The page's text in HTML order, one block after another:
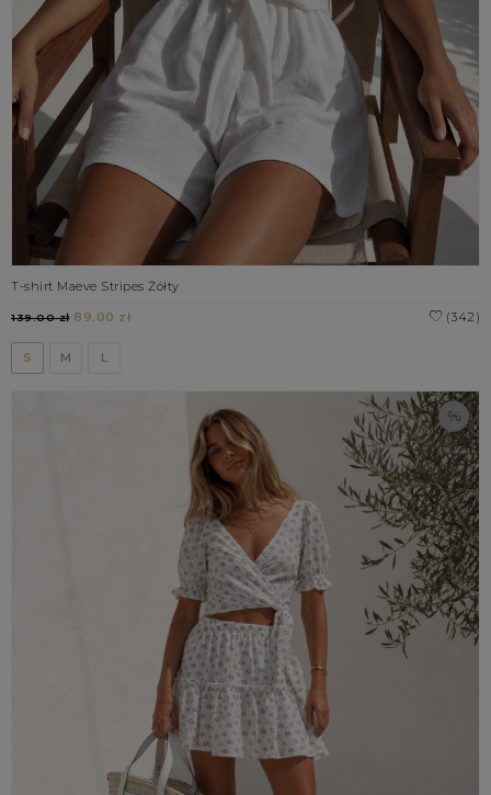
T-shirt Maeve Stripes Żółty
(342)
139.00 zł89.00 zł
S M L